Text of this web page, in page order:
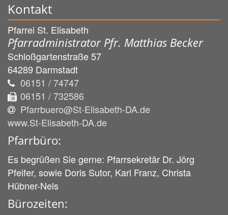
Kontakt
Pfarrei St. Elisabeth
Pfarradministrator Pfr. Matthias Becker
Schloßgartenstraße 57
64289 Darmstadt
06151 / 74747
06151 / 732586
Pfarrbuero@St-Elisabeth-DA.de
www.St-Elisabeth-DA.de
Pfarrbüro:
Es begrüßen Sie gerne: Pfarrsekretär Dr. Jörg
Pfeifer, sowie Doris Sutor, Karl Franz, Christa
Hübner-Nels
Bürozeiten: